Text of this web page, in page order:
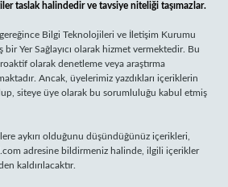
taslak halindedir ve tavsiye niteliği taşımazlar.
Bilgi Teknolojileri ve İletişim Kurumu
bir Yer Sağlayıcı olarak hizmet vermektedir. Bu
olarak denetleme veya araştırma
Ancak, üyelerimiz yazdıkları içeriklerin
siteye üye olarak bu sorumluluğu kabul etmiş
aykırı olduğunu düşündüğünüz içerikleri,
adresine bildirmeniz halinde, ilgili içerikler
kaldırılacaktır.